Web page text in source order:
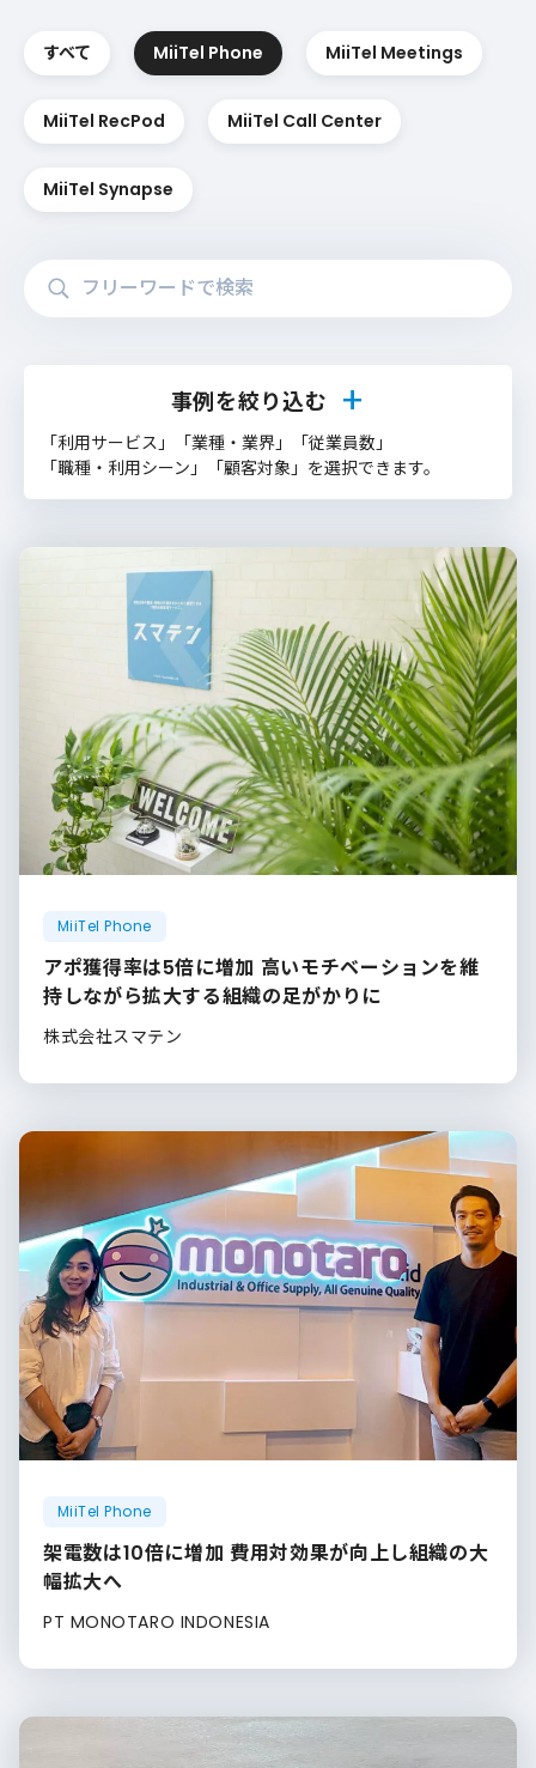
すべて MiiTel Phone MiiTel Meetings
MiiTel RecPod MiiTel Call Center
MiiTel Synapse
事例を絞り込む
「利用サービス」「業種・業界」「従業員数」
「職種・利用シーン」「顧客対象」を選択できます。
MiiTel Phone
アポ獲得率は5倍に増加 高いモチベーションを維
持しながら拡大する組織の足がかりに
株式会社スマテン
MiiTel Phone
架電数は10倍に増加 費用対効果が向上し組織の大
幅拡大へ
PT MONOTARO INDONESIA